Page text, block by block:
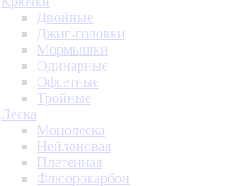
Двойные
Джиг-головки
Мормышки
Одинарные
Офсетные
Тройные
Леска
Монолеска
Нейлоновая
Плетенная
Флюорокарбон